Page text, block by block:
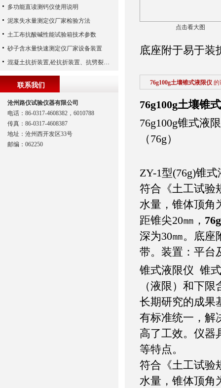
点击看大图
底座附于易于装
76g100g土壤锥式液限仪 的
76g100g土壤锥
76g100g锥式液
（76g）
ZY-1型(76g)锥
符合《土工试验
水量，锥体顶角
距锥尖20㎜，
深为30㎜。底座
带。装置：平台
锥式液限仪 锥
（液限）和下
长期研究的成果
有标准统一，解
高了工效。仪器
等特点。
符合《土工试验
水量，锥体顶角
多功能直读测钙仪使用说明
泥浆失水量测定仪厂家检验方法
土工布抗酸碱性能试验箱技术参数
砂子含水量快速测定仪厂家设备装置
混凝土抗折装置,砼抗折装置、抗劈裂夹具（河北路仪）
联系我们
沧州路仪试验仪器有限公司
电话：86-0317-4608382，6010788
传真：86-0317-4608387
地址：沧州西开发区33号
邮编：062250